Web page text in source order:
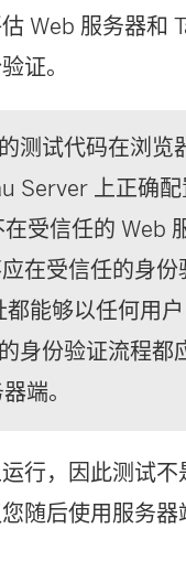
Web 服务器和
证。
测试代码在浏
Server 上正确
受信任的 Web
在受信任的身
能够以任何用
身份验证流程都
端。
行，因此测试不
随后使用服务器